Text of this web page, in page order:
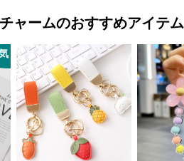
ャームのおすすめアイテム